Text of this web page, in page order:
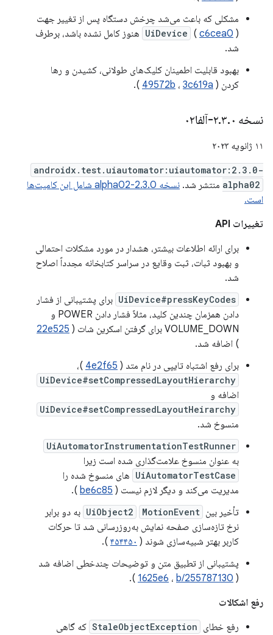
مشکلی که باعث می‌شد چرخش دستگاه پس از تغییر جهت
UiDevice ( c6cea0
) هنوز کامل نشده باشد، برطرف
شد.
بهبود قابلیت اطمینان کلیک‌های طولانی، کشیدن و رها
کردن (
49572b ، 3c619a
).
نسخه ۲ .۳.۰-آلفا۰۲
۱۱ ژانویه ۲۰۲۳
androidx.test.uiautomator:uiautomator:2.3.0-
alpha02 منتشر شد.
نسخه 2.3.0-alpha02 شامل این کامیت‌ها
است.
تغییرات API
برای ارائه اطلاعات بیشتر، هشدار در مورد مشکلات احتمالی
و بهبود ثبات، ثبت وقایع در سراسر کتابخانه مجدداً اصلاح
شد.
UiDevice#pressKeyCodes برای پشتیبانی از فشار
دادن همزمان چندین کلید، مثلاً فشار دادن POWER و
VOLUME_DOWN برای گرفتن اسکرین شات (
22e525
) اضافه شد.
برای رفع اشتباه تایپی در نام متد ( 4e2f65 )،
UiDevice#setCompressedLayoutHierarchy
اضافه و
UiDevice#setCompressedLayoutHeirarchy
منسوخ شد.
UiAutomatorInstrumentationTestRunner
به عنوان منسوخ علامت‌گذاری شده است زیرا
UiAutomatorTestCase های منسوخ شده را
مدیریت می‌کند و دیگر لازم نیست ( be6c85
).
تأخیر بین
UiObject2 MotionEvent
به دو برابر
نرخ تازه‌سازی صفحه نمایش به‌روزرسانی شد تا حرکات
کاربر بهتر شبیه‌سازی شوند ( ۴۵۴۴۵۰ ).
پشتیبانی از تطبیق متن و توضیحات چندخطی اضافه شد
(
1625e6 ، b/255787130
).
رفع اشکالات
رفع خطای StaleObjectException که گاهی